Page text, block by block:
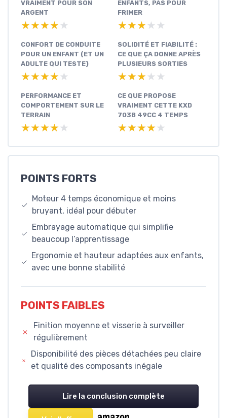
VRAIMENT POUR SON
ARGENT
★★★★★
★★★★★
ENFANTS, PAS POUR
FRIMER
★★★★★
★★★★★
CONFORT DE CONDUITE
POUR UN ENFANT (ET UN
ADULTE QUI TESTE)
★★★★★
★★★★★
SOLIDITÉ ET FIABILITÉ :
CE QUE ÇA DONNE APRÈS
PLUSIEURS SORTIES
★★★★★
★★★★★
PERFORMANCE ET
COMPORTEMENT SUR LE
TERRAIN
★★★★★
★★★★★
CE QUE PROPOSE
VRAIMENT CETTE KXD
703B 49CC 4 TEMPS
★★★★★
★★★★★
POINTS FORTS
Moteur 4 temps économique et moins
bruyant, idéal pour débuter
Embrayage automatique qui simplifie
beaucoup l’apprentissage
Ergonomie et hauteur adaptées aux enfants,
avec une bonne stabilité
POINTS FAIBLES
Finition moyenne et visserie à surveiller
régulièrement
Disponibilité des pièces détachées peu claire
et qualité des composants inégale
Lire la conclusion complète